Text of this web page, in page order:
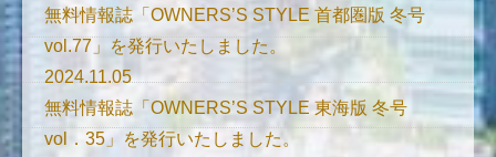
無料情報誌「OWNERS’S STYLE 首都圏版 冬号
vol.77」を発行いたしました。
2024.11.05
無料情報誌「OWNERS’S STYLE 東海版 冬号
vol．35」を発行いたしました。